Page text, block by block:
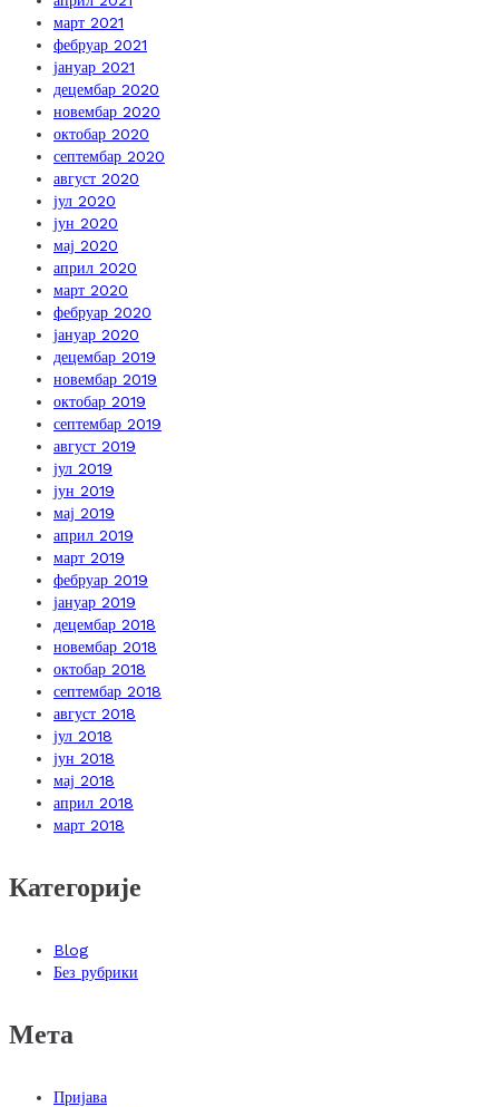
март 2021
фебруар 2021
јануар 2021
децембар 2020
новембар 2020
октобар 2020
септембар 2020
август 2020
јул 2020
јун 2020
мај 2020
април 2020
март 2020
фебруар 2020
јануар 2020
децембар 2019
новембар 2019
октобар 2019
септембар 2019
август 2019
јул 2019
јун 2019
мај 2019
април 2019
март 2019
фебруар 2019
јануар 2019
децембар 2018
новембар 2018
октобар 2018
септембар 2018
август 2018
јул 2018
јун 2018
мај 2018
април 2018
март 2018
Категорије
Blog
Без рубрики
Мета
Пријава